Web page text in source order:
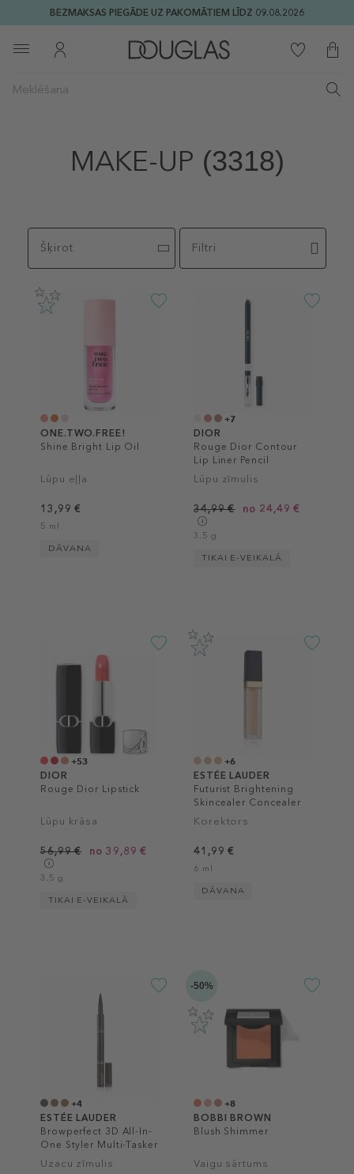
BEZMAKSAS PIEGĀDE UZ PAKOMĀTIEM LĪDZ 09.08.2026
MAKE-UP (3318)
Šķirot Filtri
ONE.TWO.FREE!
Shine Bright Lip Oil
Lūpu eļļa
13,99 €
5 ml
DĀVANA
+7
DIOR
Rouge Dior Contour
Lip Liner Pencil
Lūpu zīmulis
34,99 € no 24,49 €
3.5 g
TIKAI E-VEIKALĀ
+53
DIOR
Rouge Dior Lipstick
Lūpu krāsa
56,99 € no 39,89 €
3.5 g
TIKAI E-VEIKALĀ
+6
ESTÉE LAUDER
Futurist Brightening
Skincealer Concealer
Korektors
41,99 €
6 ml
DĀVANA
+4
ESTÉE LAUDER
Browperfect 3D All-In-
One Styler Multi-Tasker
Uzacu zīmulis
-50%
+8
BOBBI BROWN
Blush Shimmer
Vaigu sārtums